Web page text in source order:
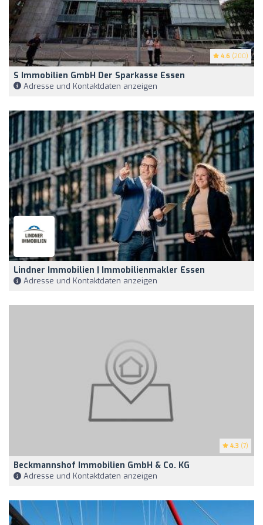
4.6 (200)
S Immobilien GmbH Der Sparkasse Essen
Adresse und Kontaktdaten anzeigen
Lindner Immobilien | Immobilienmakler Essen
Adresse und Kontaktdaten anzeigen
4.3 (7)
Beckmannshof Immobilien GmbH & Co. KG
Adresse und Kontaktdaten anzeigen